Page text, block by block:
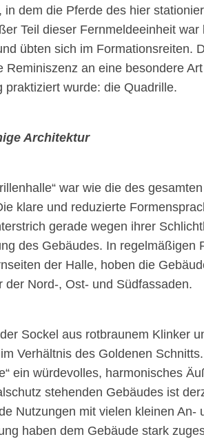
dem die Pferde des hier
Teil dieser Fernmeldeeinheit
übten sich im Formationsreiten.
Reminiszenz an eine besondere
praktiziert wurde: die Quadrille.
Architektur
war wie die des
klare und reduzierte
gerade wegen ihrer
des Gebäudes. In regelmäßigen
der Halle, hoben die
der Nord-, Ost- und Südfassaden.
Sockel aus rotbraunem Klinker
Verhältnis des Goldenen
ein würdevolles, harmonisches
stehenden Gebäudes ist
Nutzungen mit vielen kleinen An-
haben dem Gebäude stark